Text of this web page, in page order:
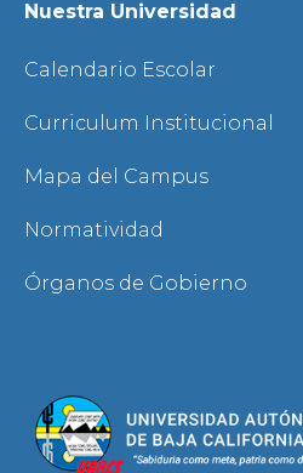
Nuestra Universidad
Calendario Escolar
Curriculum Institucional
Mapa del Campus
Normatividad
Órganos de Gobierno